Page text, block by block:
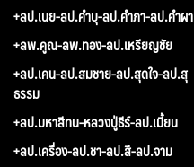
+ลป.เนย-ลป.คำบุ-ลป.คำภา-ลป.คำผา
+ลพ.คูณ-ลพ.ทอง-ลป.เหรียญชัย
+ลป.เคน-ลป.สมชาย-ลป.สุดใจ-ลป.สุ
ธรรม
+ลป.มหาสีทน-หลวงปู่ธีร์-ลป.เมี้ยน
+ลป.เครื่อง-ลป.ชา-ลป.สี-ลป.จาม